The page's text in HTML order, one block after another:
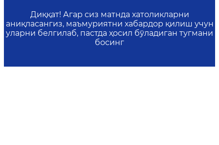
Диққат! Агар сиз матнда хатоликларни
аниқласангиз, маъмуриятни хабардор қилиш учун
уларни белгилаб, пастда ҳосил бўладиган тугмани
босинг